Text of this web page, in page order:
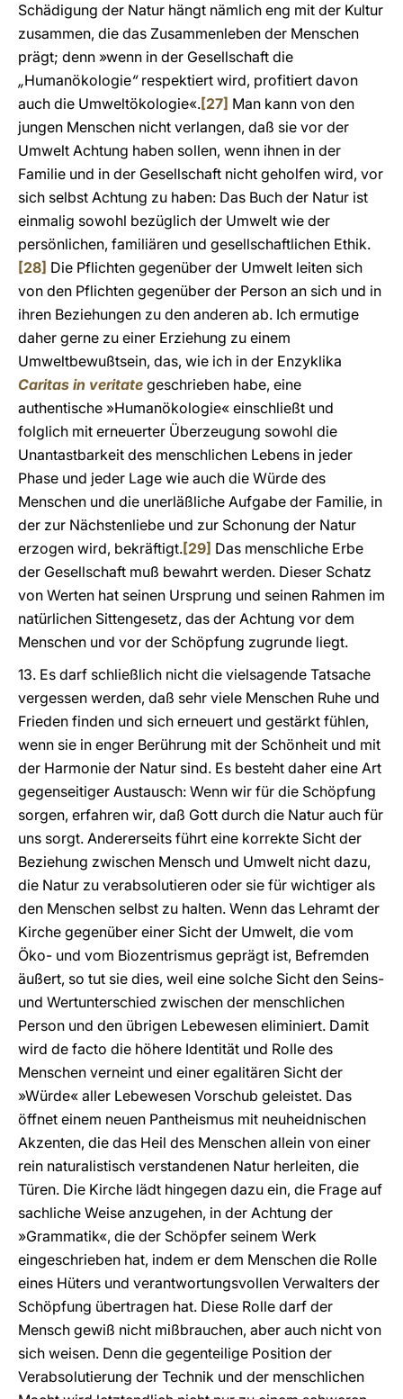
Schädigung der Natur hängt nämlich eng mit der Kultur
zusammen, die das Zusammenleben der Menschen
prägt; denn »wenn in der Gesellschaft die
„Humanökologie“respektiert wird, profitiert davon
auch die Umweltökologie«.[27] Man kann von den
jungen Menschen nicht verlangen, daß sie vor der
Umwelt Achtung haben sollen, wenn ihnen in der
Familie und in der Gesellschaft nicht geholfen wird, vor
sich selbst Achtung zu haben: Das Buch der Natur ist
einmalig sowohl bezüglich der Umwelt wie der
persönlichen, familiären und gesellschaftlichen Ethik.
[28] Die Pflichten gegenüber der Umwelt leiten sich
von den Pflichten gegenüber der Person an sich und in
ihren Beziehungen zu den anderen ab. Ich ermutige
daher gerne zu einer Erziehung zu einem
Umweltbewußtsein, das, wie ich in der Enzyklika
Caritas in veritate geschrieben habe, eine
authentische »Humanökologie« einschließt und
folglich mit erneuerter Überzeugung sowohl die
Unantastbarkeit des menschlichen Lebens in jeder
Phase und jeder Lage wie auch die Würde des
Menschen und die unerläßliche Aufgabe der Familie, in
der zur Nächstenliebe und zur Schonung der Natur
erzogen wird, bekräftigt.[29] Das menschliche Erbe
der Gesellschaft muß bewahrt werden. Dieser Schatz
von Werten hat seinen Ursprung und seinen Rahmen im
natürlichen Sittengesetz, das der Achtung vor dem
Menschen und vor der Schöpfung zugrunde liegt.
13. Es darf schließlich nicht die vielsagende Tatsache
vergessen werden, daß sehr viele Menschen Ruhe und
Frieden finden und sich erneuert und gestärkt fühlen,
wenn sie in enger Berührung mit der Schönheit und mit
der Harmonie der Natur sind. Es besteht daher eine Art
gegenseitiger Austausch: Wenn wir für die Schöpfung
sorgen, erfahren wir, daß Gott durch die Natur auch für
uns sorgt. Andererseits führt eine korrekte Sicht der
Beziehung zwischen Mensch und Umwelt nicht dazu,
die Natur zu verabsolutieren oder sie für wichtiger als
den Menschen selbst zu halten. Wenn das Lehramt der
Kirche gegenüber einer Sicht der Umwelt, die vom
Öko- und vom Biozentrismus geprägt ist, Befremden
äußert, so tut sie dies, weil eine solche Sicht den Seins-
und Wertunterschied zwischen der menschlichen
Person und den übrigen Lebewesen eliminiert. Damit
wird de facto die höhere Identität und Rolle des
Menschen verneint und einer egalitären Sicht der
»Würde« aller Lebewesen Vorschub geleistet. Das
öffnet einem neuen Pantheismus mit neuheidnischen
Akzenten, die das Heil des Menschen allein von einer
rein naturalistisch verstandenen Natur herleiten, die
Türen. Die Kirche lädt hingegen dazu ein, die Frage auf
sachliche Weise anzugehen, in der Achtung der
»Grammatik«, die der Schöpfer seinem Werk
eingeschrieben hat, indem er dem Menschen die Rolle
eines Hüters und verantwortungsvollen Verwalters der
Schöpfung übertragen hat. Diese Rolle darf der
Mensch gewiß nicht mißbrauchen, aber auch nicht von
sich weisen. Denn die gegenteilige Position der
Verabsolutierung der Technik und der menschlichen